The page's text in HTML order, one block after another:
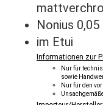
Nonius 0,05
im Etui
Informationen zur
Nur für
sowie
Nur für den